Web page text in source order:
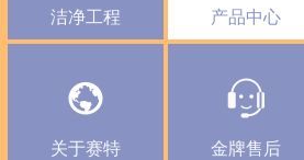
洁净工程 产品中心
关于赛特 金牌售后